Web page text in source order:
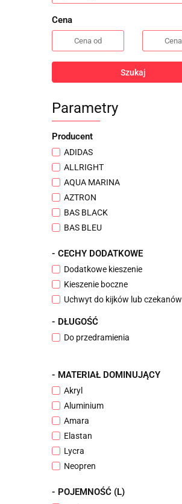
Cena
Szukaj
Parametry
Producent
ADIDAS
ALLRIGHT
AQUA MARINA
AZTRON
BAS BLACK
BAS BLEU
BODY SCULPTURE
CONNECT
CORNILLEAU
CROWELL
CRUISER
DUNLOP
ECKO
ENERO CAMP
ERIMA
FERRINO
FIRENZA
FORTUNA
FRESH&COLD
- CECHY DODATKOWE
Dodatkowe kieszenie
Kieszenie boczne
Uchwyt do kijków lub czekanów
- DŁUGOŚĆ
Do przedramienia
- MATERIAŁ DOMINUJĄCY
Akryl
Aluminium
Amara
Elastan
Lycra
Neopren
PES (polieterosulfon)
- POJEMNOŚĆ (L)